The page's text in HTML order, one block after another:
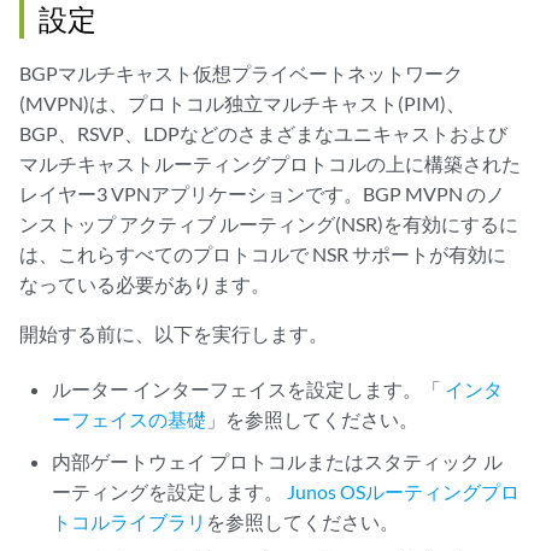
設定
BGPマルチキャスト仮想プライベートネットワーク
(MVPN)は、プロトコル独立マルチキャスト(PIM)、
BGP、RSVP、LDPなどのさまざまなユニキャストおよび
マルチキャストルーティングプロトコルの上に構築された
レイヤー3 VPNアプリケーションです。BGP MVPN のノ
ンストップ アクティブ ルーティング(NSR)を有効にするに
は、これらすべてのプロトコルで NSR サポートが有効に
なっている必要があります。
開始する前に、以下を実行します。
ルーター インターフェイスを設定します。「 インタ
ーフェイスの基礎 」を参照してください。
内部ゲートウェイ プロトコルまたはスタティック ル
ーティングを設定します。 Junos OSルーティングプロ
トコルライブラリ を参照してください。